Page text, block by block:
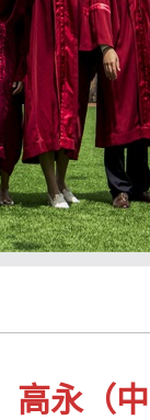
高永（